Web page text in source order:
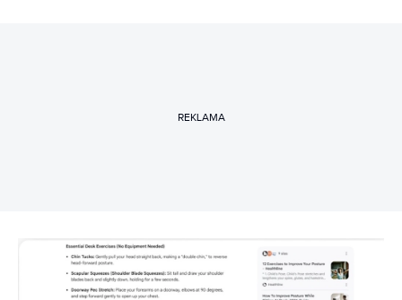
REKLAMA